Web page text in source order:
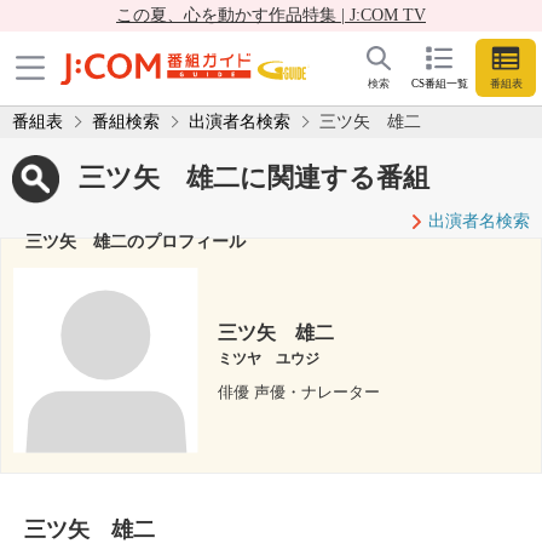
この夏、心を動かす作品特集 | J:COM TV
CS番組一覧 番組表
検索
番組表 番組検索 出演者名検索 三ツ矢 雄二
三ツ矢 雄二に関連する番組
出演者名検索
三ツ矢 雄二のプロフィール
三ツ矢 雄二
ミツヤ ユウジ
俳優 声優・ナレーター
三ツ矢 雄二